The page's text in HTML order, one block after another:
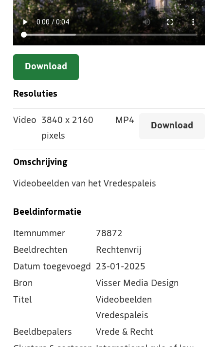
Download
Resoluties
Video 3840 x 2160
pixels
MP4
Download
Omschrijving
Videobeelden van het Vredespaleis
Beeldinformatie
Itemnummer
78872
Beeldrechten
Rechtenvrij
Datum toegevoegd
23-01-2025
Bron
Visser Media Design
Titel
Videobeelden
Vredespaleis
Beeldbepalers
Vrede & Recht